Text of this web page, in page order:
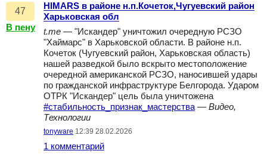
47
В пену
HIMARS в районе н.п.Кочеток,Чугуевский район
Харьковская обл
t.me — "Искандер" уничтожил очередную РСЗО
"Хаймарс" в Харьковской области. В районе н.п.
Кочеток (Чугуевский район, Харьковская область)
нашей разведкой было вскрыто местоположение
очередной американской РСЗО, наносившей удары
по гражданской инфраструктуре Белгорода. Ударом
ОТРК "Искандер" цель была уничтожена
#стабильность_признак_мастерства — Видео,
Технологии
tonyware 12:39 28.02.2026
1 комментарий